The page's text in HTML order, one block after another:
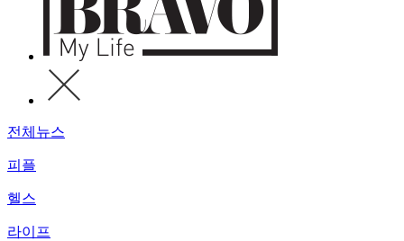
전체뉴스
피플
헬스
라이프